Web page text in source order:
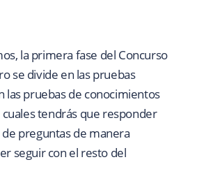
la primera fase del Concurso
se divide en las pruebas
las pruebas de conocimientos
cuales tendrás que responder
preguntas de manera
seguir con el resto del